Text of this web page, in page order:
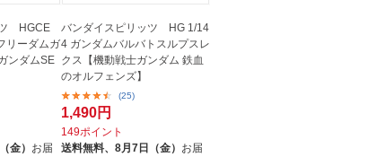
HGCE
リーダムガ
ンダムSE
金） お届
バンダイスピリッツ HG 1/14
4 ガンダムバルバトスルプスレ
クス【機動戦士ガンダム 鉄血
のオルフェンズ】
(25)
1,490円
149ポイント
送料無料、 8月7日（金） お届